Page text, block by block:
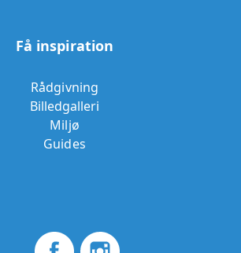
Få inspiration
Rådgivning
Billedgalleri
Miljø
Guides